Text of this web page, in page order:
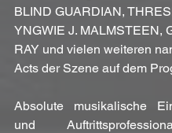
BLIND GUARDIAN,
YNGWIE J. MALMSTEEN,
RAY und vielen weiteren
Acts der Szene auf dem
Absolute musikalische
und